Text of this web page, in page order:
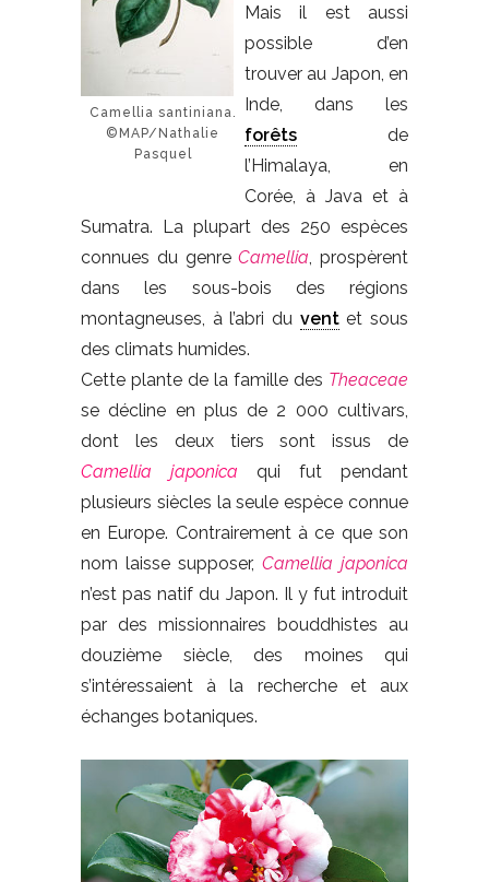
Camellia santiniana.
©MAP/Nathalie
Pasquel
Mais il est aussi
possible d’en
trouver au Japon, en
Inde, dans les
forêts de
l’Himalaya, en
Corée, à Java et à
Sumatra. La plupart des 250 espèces
connues du genreCamellia , prospèrent
dans les sous-bois des régions
montagneuses, à l’abri du ventet sous
des climats humides.
Cette plante de la famille des Theaceae
se décline en plus de 2 000 cultivars,
dont les deux tiers sont issus de
Camellia japonica qui fut pendant
plusieurs siècles la seule espèce connue
en Europe. Contrairement à ce que son
nom laisse supposer, Camellia japonica
n’est pas natif du Japon. Il y fut introduit
par des missionnaires bouddhistes au
douzième siècle, des moines qui
s’intéressaient à la recherche et aux
échanges botaniques.